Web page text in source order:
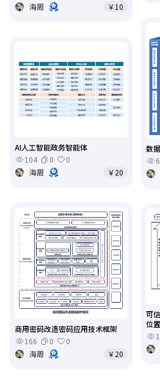
海周
￥10
数
AI人工智能政务智能体
104
0
0
海周
￥20
商用密码改造密码应用技术框架
166
0
0
海周
￥20
可
位置